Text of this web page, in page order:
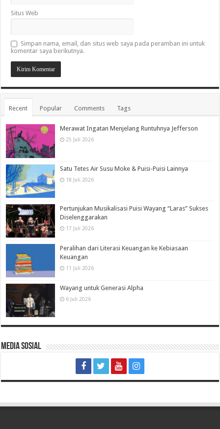
Situs Web
Simpan nama, email, dan situs web saya pada peramban ini untuk
komentar saya berikutnya.
Recent Popular Comments Tags
Merawat Ingatan Menjelang Runtuhnya Jefferson
25 Juli 2026
Satu Tetes Air Susu Moke & Puisi-Puisi Lainnya
18 Juli 2026
Pertunjukan Musikalisasi Puisi Wayang “Laras” Sukses
Diselenggarakan
17 Juli 2026
Peralihan dari Literasi Keuangan ke Kebiasaan
Keuangan
11 Juli 2026
Wayang untuk Generasi Alpha
6 Juli 2026
Media Sosial